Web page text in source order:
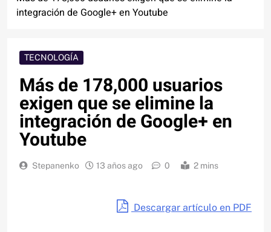
integración de Google+ en Youtube
TECNOLOGÍA
Más de 178,000 usuarios
exigen que se elimine la
integración de Google+ en
Youtube
Stepanenko 13 años ago 0 2 mins
Descargar artículo en PDF